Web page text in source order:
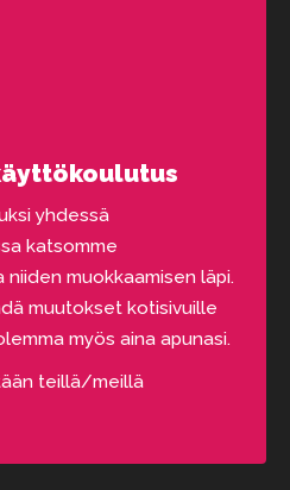
yhdessä
katsomme
muokkaamisen läpi.
muutokset kotisivuille
myös aina apunasi.
teillä/meillä